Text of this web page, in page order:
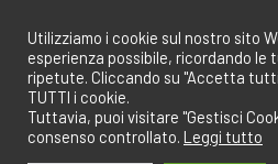
contenuto
Utilizziamo i cookie sul nostro sito
esperienza possibile, ricordando le
ripetute. Cliccando su "Accetta
TUTTI i cookie.
Tuttavia, puoi visitare "Gestisci
consenso controllato. Leggi tutto